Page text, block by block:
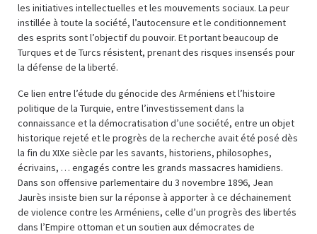
les initiatives intellectuelles et les mouvements sociaux. La peur
instillée à toute la société, l’autocensure et le conditionnement
des esprits sont l’objectif du pouvoir. Et portant beaucoup de
Turques et de Turcs résistent, prenant des risques insensés pour
la défense de la liberté.
Ce lien entre l’étude du génocide des Arméniens et l’histoire
politique de la Turquie, entre l’investissement dans la
connaissance et la démocratisation d’une société, entre un objet
historique rejeté et le progrès de la recherche avait été posé dès
la fin du XIXe siècle par les savants, historiens, philosophes,
écrivains, … engagés contre les grands massacres hamidiens.
Dans son offensive parlementaire du 3 novembre 1896, Jean
Jaurès insiste bien sur la réponse à apporter à ce déchainement
de violence contre les Arméniens, celle d’un progrès des libertés
dans l’Empire ottoman et un soutien aux démocrates de